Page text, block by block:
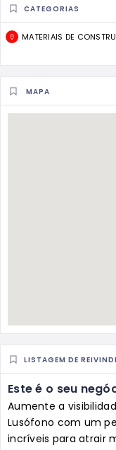
CATEGORIAS
MATERIAIS DE
MAPA
LISTAGEM DE
Este é o seu
Aumente a
Lusófono com um
incríveis para atrair